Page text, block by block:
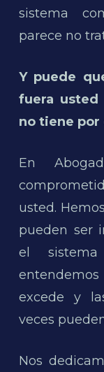
sistema
parece no
Y puede
fuera usted
no tiene por
En
usted.
pueden ser
el
excede y
veces
Nos